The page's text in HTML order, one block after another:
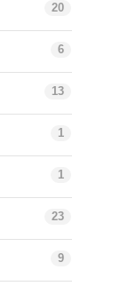
20
6
13
1
1
23
9